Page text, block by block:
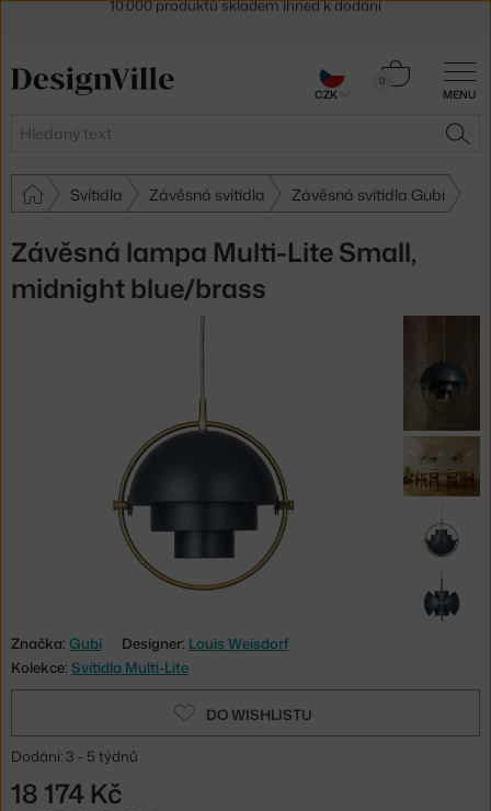
MENU
Hledat
0
Košík
Svítidla Závěsná svítidla Závěsná svítidla Gubi
Závěsná lampa Multi-Lite Small,
midnight blue/brass
Značka: Gubi Designer: Louis Weisdorf
Kolekce: Svítidla Multi-Lite
DO WISHLISTU
Dodání: 3 - 5 týdnů
18 174 Kč
30 dní na vrácení zboží
CZK